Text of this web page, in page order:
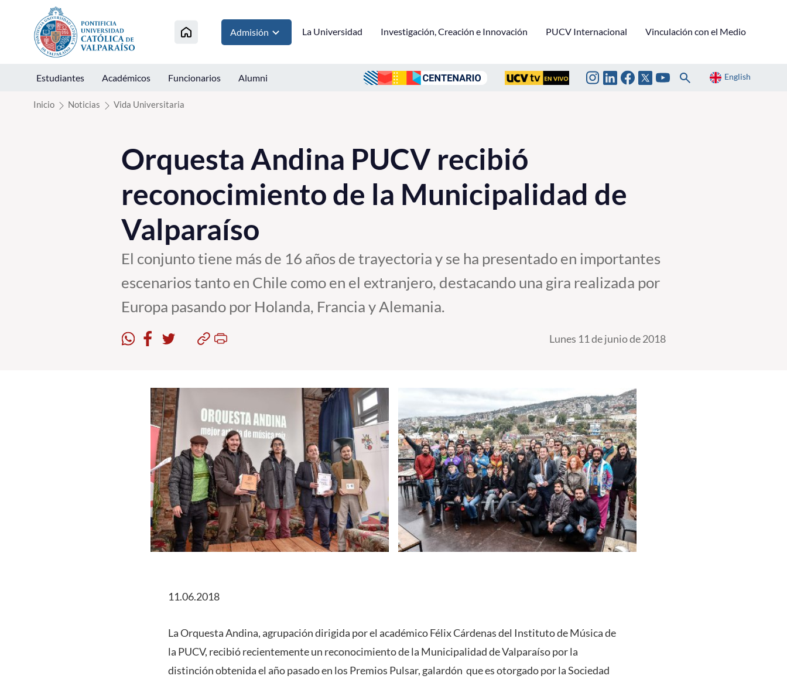
Click acá para ir directamente al contenido
Admisión La Universidad Investigación, Creación e Innovación PUCV Internacional Vinculación con el Medio
Estudiantes Académicos Funcionarios Alumni English
Inicio Noticias Vida Universitaria
Orquesta Andina PUCV recibió
reconocimiento de la Municipalidad de
Valparaíso
El conjunto tiene más de 16 años de trayectoria y se ha presentado en importantes
escenarios tanto en Chile como en el extranjero, destacando una gira realizada por
Europa pasando por Holanda, Francia y Alemania.
Lunes 11 de junio de 2018
11.06.2018
La Orquesta Andina, agrupación dirigida por el académico Félix Cárdenas del Instituto de Música de
la PUCV, recibió recientemente un reconocimiento de la Municipalidad de Valparaíso por la
distinción obtenida el año pasado en los Premios Pulsar, galardón que es otorgado por la Sociedad